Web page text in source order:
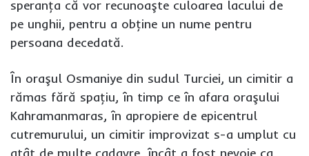
speranţa că vor recunoaşte culoarea lacului de
pe unghii, pentru a obţine un nume pentru
persoana decedată.
În oraşul Osmaniye din sudul Turciei, un cimitir a
rămas fără spaţiu, în timp ce în afara oraşului
Kahramanmaras, în apropiere de epicentrul
cutremurului, un cimitir improvizat s-a umplut cu